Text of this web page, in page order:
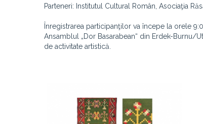
Parteneri: Institutul Cultural Român, Asociaţia
Înregistrarea participanţilor va începe la orele
Ansamblul „Dor Basarabean“ din Erdek-
de activitate artistică.